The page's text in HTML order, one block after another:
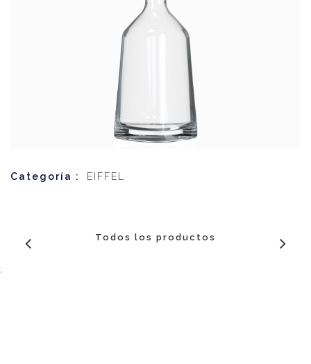
Categoría : EIFFEL
Todos los productos
;